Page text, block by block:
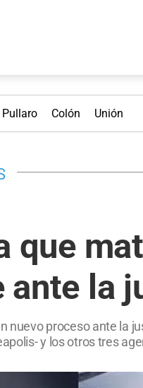
Colón Unión
que
la
nuevo proceso ante la
y los otros tres